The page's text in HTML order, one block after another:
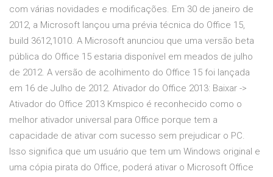
com várias novidades e modificações. Em 30 de janeiro de
2012, a Microsoft lançou uma prévia técnica do Office 15,
build 3612,1010. A Microsoft anunciou que uma versão beta
pública do Office 15 estaria disponível em meados de julho
de 2012. A versão de acolhimento do Office 15 foi lançada
em 16 de Julho de 2012. Ativador do Office 2013: Baixar ->
Ativador do Office 2013 Kmspico é reconhecido como o
melhor ativador universal para Office porque tem a
capacidade de ativar com sucesso sem prejudicar o PC.
Isso significa que um usuário que tem um Windows original e
uma cópia pirata do Office, poderá ativar o Microsoft Office